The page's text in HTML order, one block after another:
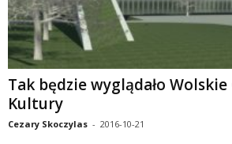
Tak będzie wyglądało
Kultury
Cezary Skoczylas - 2016-10-21